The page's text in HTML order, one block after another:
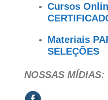
Cursos
Materiais
SELEÇÕES
NOSSAS MÍDIAS: